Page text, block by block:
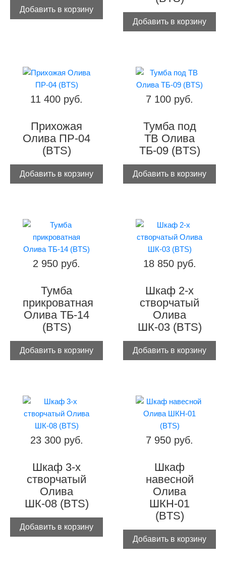
Добавить в корзину
Добавить в корзину
11 400 руб.
Прихожая
Олива ПР-04
(BTS)
Добавить в корзину
7 100 руб.
Тумба под
ТВ Олива
ТБ-09 (BTS)
Добавить в корзину
2 950 руб.
Тумба
прикроватная
Олива ТБ-14
(BTS)
Добавить в корзину
18 850 руб.
Шкаф 2-х
створчатый
Олива
ШК-03 (BTS)
Добавить в корзину
23 300 руб.
Шкаф 3-х
створчатый
Олива
ШК-08 (BTS)
Добавить в корзину
7 950 руб.
Шкаф
навесной
Олива
ШКН-01
(BTS)
Добавить в корзину